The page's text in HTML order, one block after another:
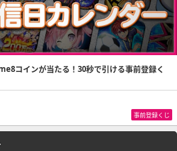
コインが当たる！30秒で引ける事前登録く
事前登録くじ